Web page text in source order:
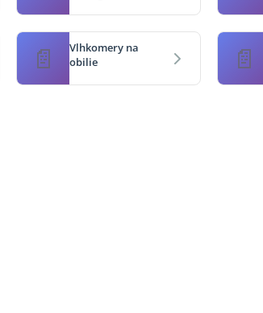
Vlhkomery na
obilie